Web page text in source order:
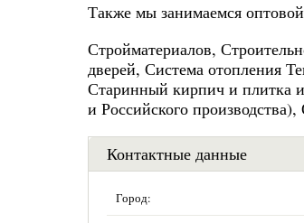
Также мы занимаемся
Стройматериалов,
дверей, Система отопления
Старинный кирпич и плитка
и Российского
Контактные данные
Город: